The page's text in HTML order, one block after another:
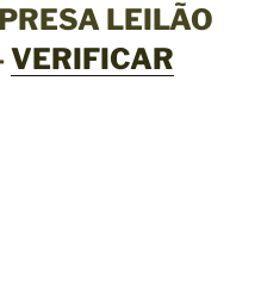
LEILÃO
VERIFICAR